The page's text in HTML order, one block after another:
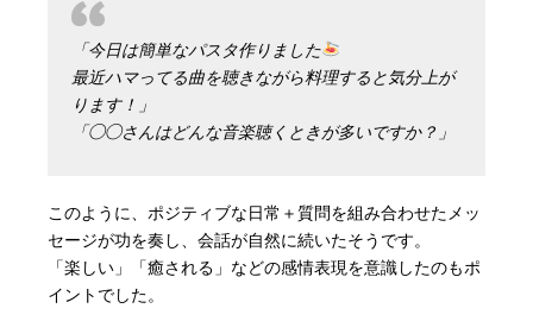
「今日は簡単なパスタ作りました
最近ハマってる曲を聴きながら料理すると気分上が
ります！」
「◯◯さんはどんな音楽聴くときが多いですか？」
このように、ポジティブな日常＋質問を組み合わせたメッ
セージが功を奏し、会話が自然に続いたそうです。
「楽しい」「癒される」などの感情表現を意識したのもポ
イントでした。